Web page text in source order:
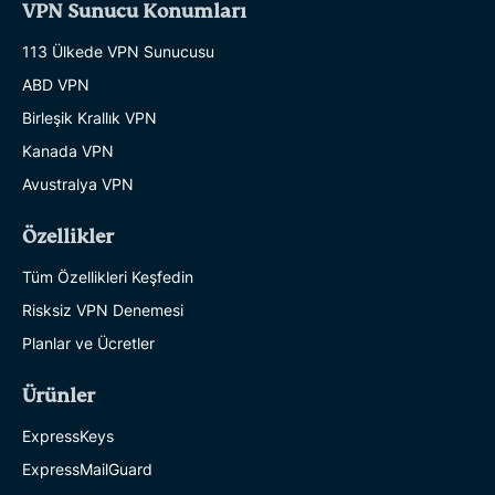
VPN Sunucu Konumları
113 Ülkede VPN Sunucusu
ABD VPN
Birleşik Krallık VPN
Kanada VPN
Avustralya VPN
Özellikler
Tüm Özellikleri Keşfedin
Risksiz VPN Denemesi
Planlar ve Ücretler
Ürünler
ExpressKeys
ExpressMailGuard